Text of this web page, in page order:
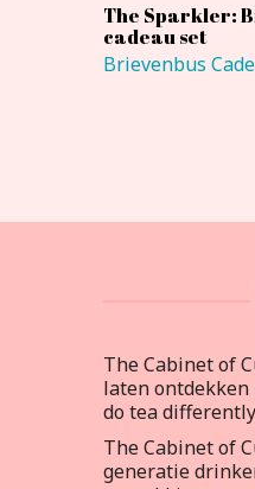
The Sparkler:
cadeau set
Brievenbus
The Cabinet of
laten ontdekken
do tea
The Cabinet of
generatie